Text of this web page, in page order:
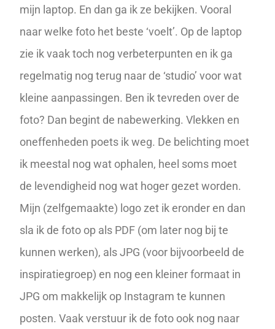
mijn laptop. En dan ga ik ze bekijken. Vooral
naar welke foto het beste ‘voelt’. Op de laptop
zie ik vaak toch nog verbeterpunten en ik ga
regelmatig nog terug naar de ‘studio’ voor wat
kleine aanpassingen. Ben ik tevreden over de
foto? Dan begint de nabewerking. Vlekken en
oneffenheden poets ik weg. De belichting moet
ik meestal nog wat ophalen, heel soms moet
de levendigheid nog wat hoger gezet worden.
Mijn (zelfgemaakte) logo zet ik eronder en dan
sla ik de foto op als PDF (om later nog bij te
kunnen werken), als JPG (voor bijvoorbeeld de
inspiratiegroep) en nog een kleiner formaat in
JPG om makkelijk op Instagram te kunnen
posten. Vaak verstuur ik de foto ook nog naar